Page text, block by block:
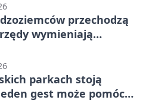
przechodzą
wymieniają
parkach stoją
gest może pomóc